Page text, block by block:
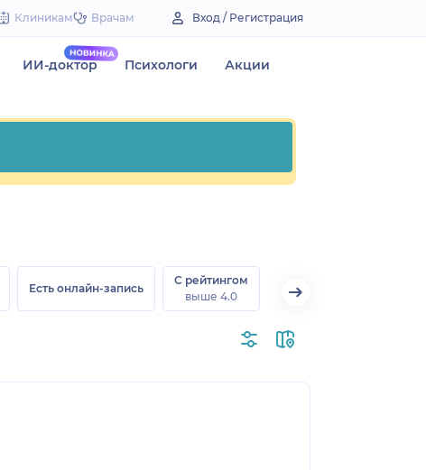
Клиникам Врачам Вход / Регистрация
ИИ-доктор Психологи Акции
Есть онлайн-запись
С рейтингом
выше 4.0